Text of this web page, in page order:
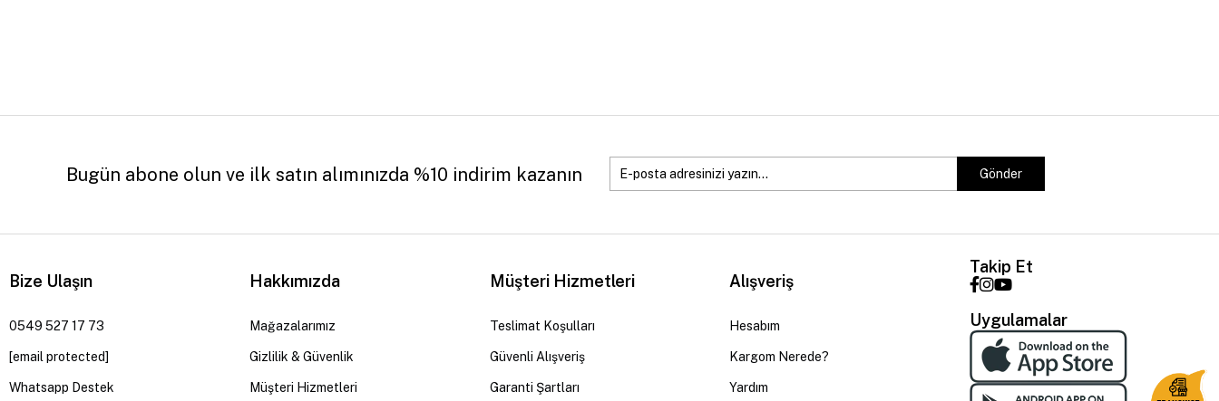
Bugün abone olun ve ilk satın alımınızda %10 indirim kazanın Gönder
Bize Ulaşın
0549 527 17 73
[email protected]
Whatsapp Destek
Hakkımızda
Mağazalarımız
Gizlilik & Güvenlik
Müşteri Hizmetleri
Müşteri Hizmetleri
Teslimat Koşulları
Güvenli Alışveriş
Garanti Şartları
Alışveriş
Hesabım
Kargom Nerede?
Yardım
Takip Et
Uygulamalar